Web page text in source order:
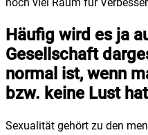
Häufig wird es ja
Gesellschaft
normal ist, wenn
bzw. keine Lust
Sexualität gehört zu den